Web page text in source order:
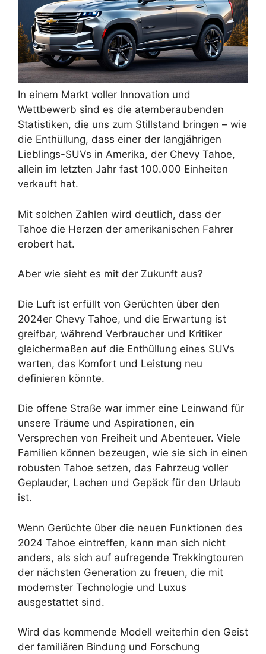
In einem Markt voller Innovation und
Wettbewerb sind es die atemberaubenden
Statistiken, die uns zum Stillstand bringen – wie
die Enthüllung, dass einer der langjährigen
Lieblings-SUVs in Amerika, der Chevy Tahoe,
allein im letzten Jahr fast 100.000 Einheiten
verkauft hat.
Mit solchen Zahlen wird deutlich, dass der
Tahoe die Herzen der amerikanischen Fahrer
erobert hat.
Aber wie sieht es mit der Zukunft aus?
Die Luft ist erfüllt von Gerüchten über den
2024er Chevy Tahoe, und die Erwartung ist
greifbar, während Verbraucher und Kritiker
gleichermaßen auf die Enthüllung eines SUVs
warten, das Komfort und Leistung neu
definieren könnte.
Die offene Straße war immer eine Leinwand für
unsere Träume und Aspirationen, ein
Versprechen von Freiheit und Abenteuer. Viele
Familien können bezeugen, wie sie sich in einen
robusten Tahoe setzen, das Fahrzeug voller
Geplauder, Lachen und Gepäck für den Urlaub
ist.
Wenn Gerüchte über die neuen Funktionen des
2024 Tahoe eintreffen, kann man sich nicht
anders, als sich auf aufregende Trekkingtouren
der nächsten Generation zu freuen, die mit
modernster Technologie und Luxus
ausgestattet sind.
Wird das kommende Modell weiterhin den Geist
der familiären Bindung und Forschung